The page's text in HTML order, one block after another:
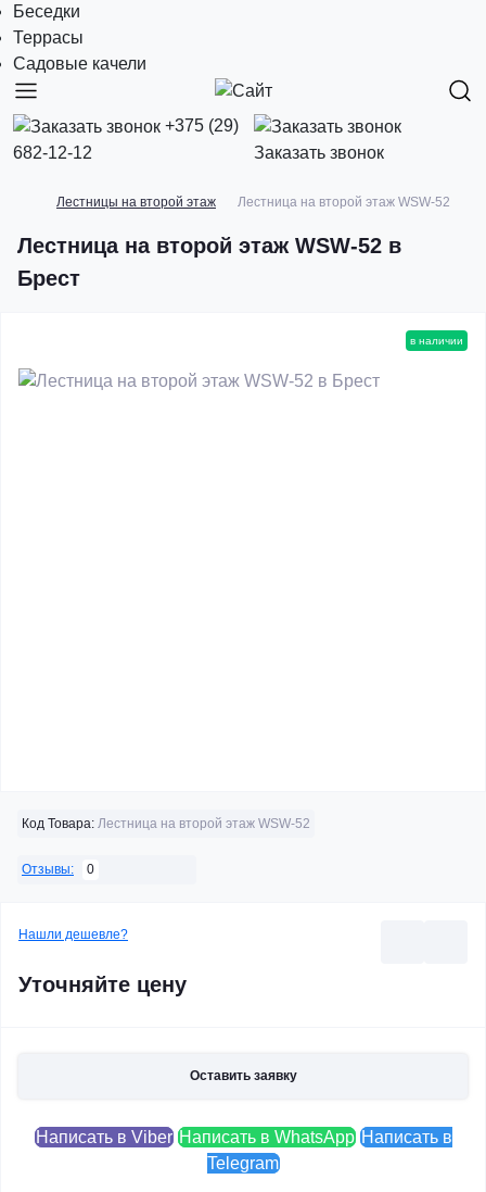
Беседки
Террасы
Садовые качели
+375 (29)
682-12-12
Заказать звонок
Лестницы на второй этаж Лестница на второй этаж WSW-52
Лестница на второй этаж WSW-52 в
Брест
в наличии
Код Товара: Лестница на второй этаж WSW-52
Отзывы: 0
Нашли дешевле?
Уточняйте цену
Оставить заявку
Написать в Viber Написать в WhatsApp Написать в
Telegram